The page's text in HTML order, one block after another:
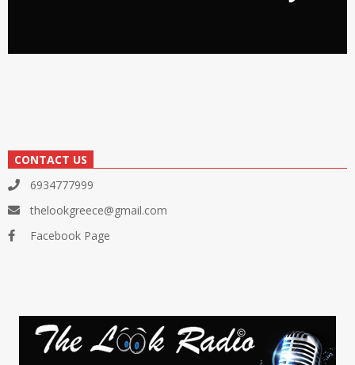
CONTACT US
6934777999
thelookgreece@gmail.com
Facebook Page